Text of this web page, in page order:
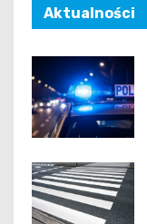
Aktualności